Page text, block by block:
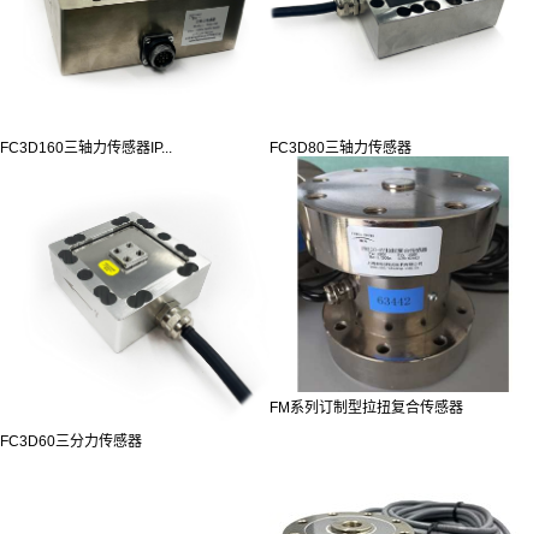
FC3D160三轴力传感器IP... FC3D80三轴力传感器
FC3D60三分力传感器
FM系列订制型拉扭复合传感器